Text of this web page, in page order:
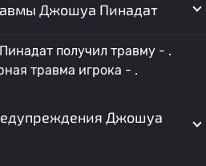
Джошуа Пинадат
получил травму - .
травма игрока - .
Джошуа